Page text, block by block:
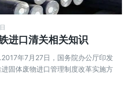
进口清关相关知识
年7月27日，国务院办公厅印发
进固体废物进口管理制度改革实施方